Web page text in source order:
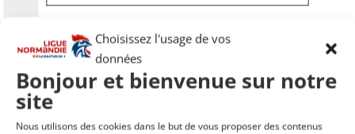
Choisissez l'usage de vos
données
Bonjour et bienvenue sur notre
site
Nous utilisons des cookies dans le but de vous proposer des contenus
Comité 61
Patrick BORDEAU
Christele LECONTE